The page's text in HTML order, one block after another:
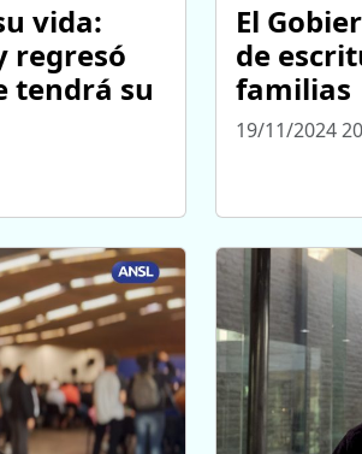
vida:
regresó
tendrá su
El
de
familias
19/11/2024